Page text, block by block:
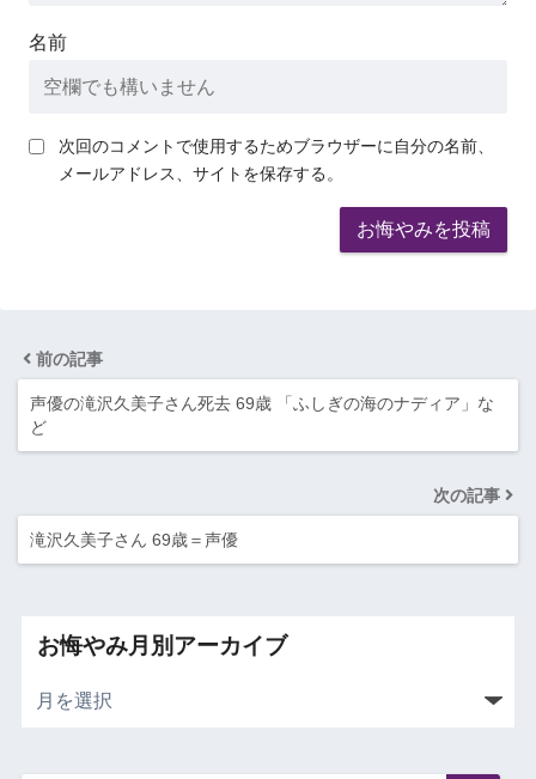
名前
次回のコメントで使用するためブラウザーに自分の名前、
メールアドレス、サイトを保存する。
前の記事
声優の滝沢久美子さん死去 69歳 「ふしぎの海のナディア」な
ど
次の記事
滝沢久美子さん 69歳＝声優
お悔やみ月別アーカイブ